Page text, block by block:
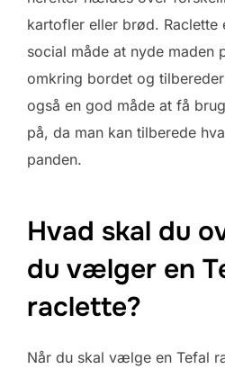
kartofler eller brød. Raclette
social måde at nyde maden
omkring bordet og
også en god måde at få
på, da man kan tilberede
panden.
Hvad skal du
du vælger en
raclette?
Når du skal vælge en Tefal